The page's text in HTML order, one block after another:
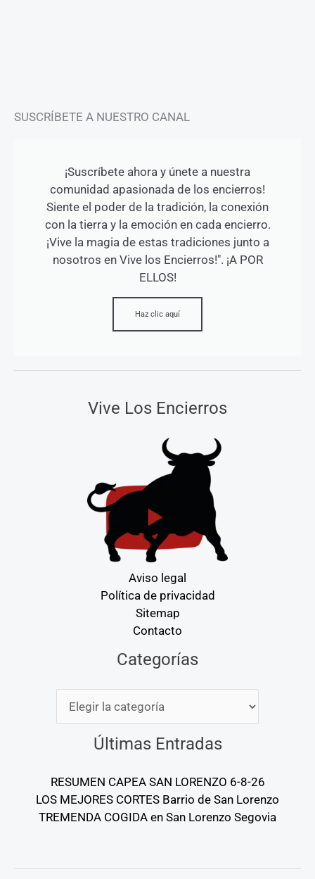
SUSCRÍBETE A NUESTRO CANAL
¡Suscríbete ahora y únete a nuestra
comunidad apasionada de los encierros!
Siente el poder de la tradición, la conexión
con la tierra y la emoción en cada encierro.
¡Vive la magia de estas tradiciones junto a
nosotros en Vive los Encierros!". ¡A POR
ELLOS!
Haz clic aquí
Vive Los Encierros
Aviso legal
Política de privacidad
Sitemap
Contacto
Categorías
Últimas Entradas
RESUMEN CAPEA SAN LORENZO 6-8-26
LOS MEJORES CORTES Barrio de San Lorenzo
TREMENDA COGIDA en San Lorenzo Segovia